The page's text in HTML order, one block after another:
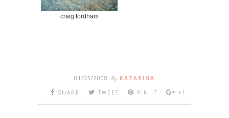
craig fordham
01/05/2008 By KATARINA
SHARE
TWEET PIN IT +1